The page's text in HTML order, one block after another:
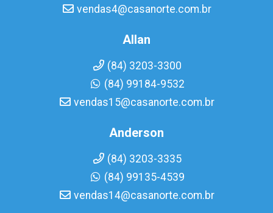
vendas4@casanorte.com.br
Allan
(84) 3203-3300
(84) 99184-9532
vendas15@casanorte.com.br
Anderson
(84) 3203-3335
(84) 99135-4539
vendas14@casanorte.com.br